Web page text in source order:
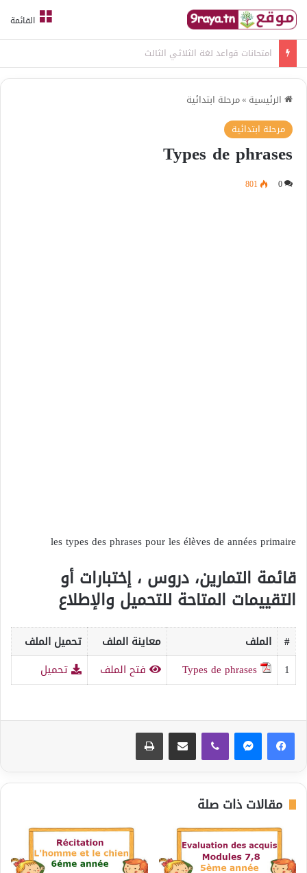
القائمة
امتحانات قواعد لغة الثلاثي الثالث
الرئيسية »مرحلة ابتدائية
مرحلة ابتدائية
Types de phrases
0
801
les types des phrases pour les élèves de années primaire
قائمة التمارين، دروس ، إختبارات أو
التقييمات المتاحة للتحميل والإطلاع
# الملف معاينة الملف
تحميل الملف
1
Types de phrases فتح الملف تحميل
مقالات ذات صلة